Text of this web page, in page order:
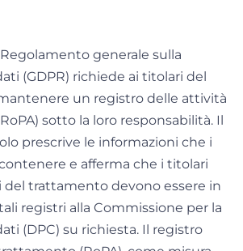
Regolamento generale sulla
(GDPR) richiede ai titolari del
un registro delle attività
sotto la loro responsabilità. Il
prescrive le informazioni che i
e afferma che i titolari
del trattamento devono essere in
registri alla Commissione per la
(DPC) su richiesta. Il registro